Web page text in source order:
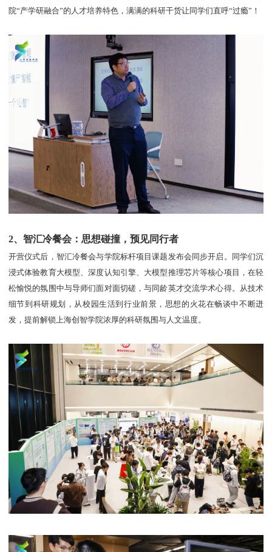
院“产学研融合”的人才培养特色，满满的科研干货让同学们直呼“过瘾”！
2、智汇冷餐会：思想碰撞，预见同行者
开营仪式后，智汇冷餐会与学院标杆项目课题发布会同步开启。同学们沉
浸式体验教育大模型、深度认知引擎、大模型推理芯片等核心项目，在轻
松愉悦的氛围中与导师们面对面切磋，与同龄英才交流学术心得。从技术
细节到科研规划，从校园生活到行业前景，思想的火花在畅谈中不断迸
发，提前解锁上海创智学院浓厚的科研氛围与人文温度。